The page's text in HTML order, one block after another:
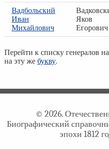
Вадбольский
Иван
Михайлович
Яков
Егорович
Перейти к списку генералов
на эту же букву.
© 2026.
Биографический
эпохи 1812